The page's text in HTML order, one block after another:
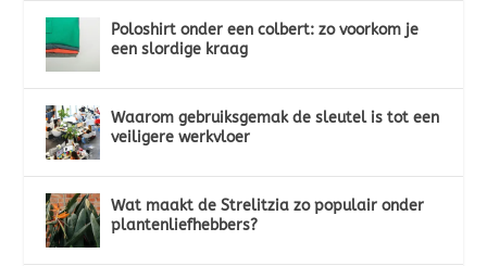
Poloshirt onder een colbert: zo voorkom je
een slordige kraag
Waarom gebruiksgemak de sleutel is tot een
veiligere werkvloer
Wat maakt de Strelitzia zo populair onder
plantenliefhebbers?